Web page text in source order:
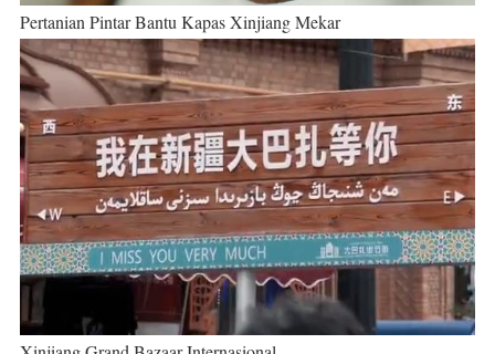
Pertanian Pintar Bantu Kapas Xinjiang Mekar